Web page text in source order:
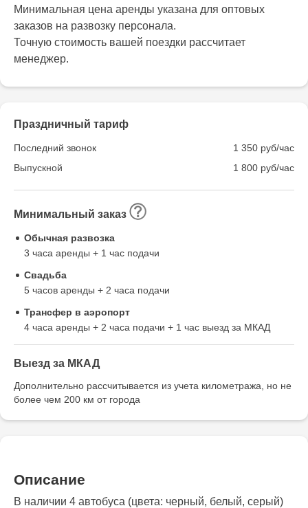
Минимальная цена аренды указана для оптовых
заказов на развозку персонала.
Точную стоимость вашей поездки рассчитает
менеджер.
Праздничный тариф
Последний звонок
1 350 руб/час
Выпускной
1 800 руб/час
Минимальный заказ
Обычная развозка
3 часа аренды + 1 час подачи
Свадьба
5 часов аренды + 2 часа подачи
Трансфер в аэропорт
4 часа аренды + 2 часа подачи + 1 час выезд за МКАД
Выезд за МКАД
Дополнительно рассчитывается из учета километража, но не
более чем 200 км от города
Описание
В наличии 4 автобуса (цвета: черный, белый, серый)